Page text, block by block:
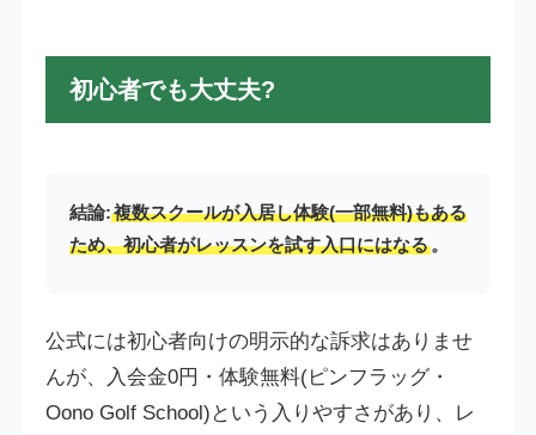
初心者でも大丈夫?
結論:複数スクールが入居し体験(一部無料)もある
ため、初心者がレッスンを試す入口にはなる。
公式には初心者向けの明示的な訴求はありませ
んが、入会金0円・体験無料(ピンフラッグ・
Oono Golf School)という入りやすさがあり、レ